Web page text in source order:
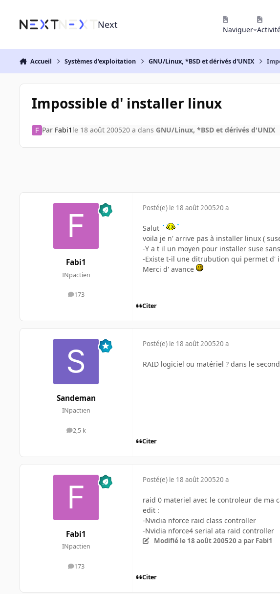
Next Naviguer
Accueil Systèmes d'exploitation GNU/Linux, *BSD et dérivés d'UNIX
Impossible d' installer linux
Par Fabi1 le 18 août 200520 a dans GNU/Linux, *BSD et dérivés d'UNIX
Fabi1
INpactien
173
messages
Posté(e) le 18 août 200520 a
Salut
voila je n' arrive pas à installer linux (
-Y a t il un moyen pour installer suse
-Existe t-il une ditrubution qui permet d'
Merci d' avance
Citer
Sandeman
INpactien
2,5 k
messages
Posté(e) le 18 août 200520 a
RAID logiciel ou matériel ? dans le
Citer
Fabi1
INpactien
173
messages
Posté(e) le 18 août 200520 a
raid 0 materiel avec le controleur de ma
edit :
-Nvidia nforce raid class controller
-Nvidia nforce4 serial ata raid controller
Modifié le 18 août 200520 a par Fabi1
Citer